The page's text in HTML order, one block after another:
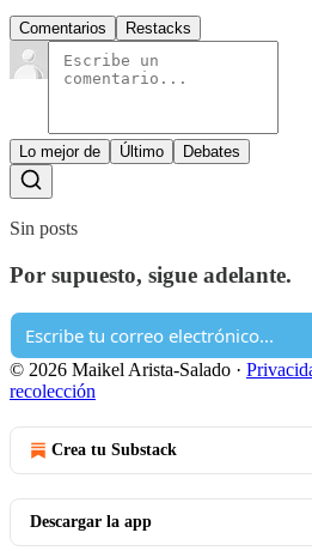
Comentarios Restacks
Lo mejor de Último Debates
Sin posts
Por supuesto, sigue adelante.
© 2026 Maikel Arista-Salado ·
recolección
Crea tu Substack
Descargar la app